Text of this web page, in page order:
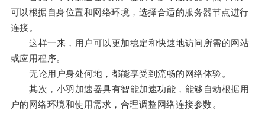
可以根据自身位置和网络环境，选择合适的服务器节点进行
连接。
这样一来，用户可以更加稳定和快速地访问所需的网站
或应用程序。
无论用户身处何地，都能享受到流畅的网络体验。
其次，小羽加速器具有智能加速功能，能够自动根据用
户的网络环境和使用需求，合理调整网络连接参数。